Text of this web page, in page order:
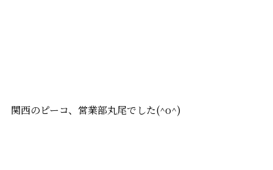
関西のピーコ、営業部丸尾でした(^o^)